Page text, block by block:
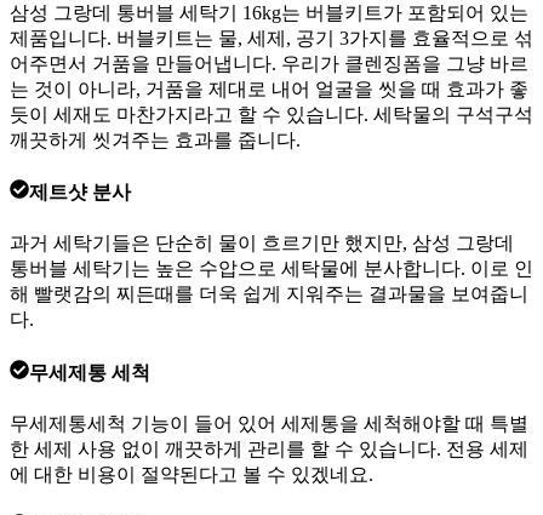
삼성 그랑데 통버블 세탁기 16kg는 버블키트가 포함되어 있는
제품입니다. 버블키트는 물, 세제, 공기 3가지를 효율적으로 섞
어주면서 거품을 만들어냅니다. 우리가 클렌징폼을 그냥 바르
는 것이 아니라, 거품을 제대로 내어 얼굴을 씻을 때 효과가 좋
듯이 세재도 마찬가지라고 할 수 있습니다. 세탁물의 구석구석
깨끗하게 씻겨주는 효과를 줍니다.
제트샷 분사
과거 세탁기들은 단순히 물이 흐르기만 했지만, 삼성 그랑데
통버블 세탁기는 높은 수압으로 세탁물에 분사합니다. 이로 인
해 빨랫감의 찌든때를 더욱 쉽게 지워주는 결과물을 보여줍니
다.
무세제통 세척
무세제통세척 기능이 들어 있어 세제통을 세척해야할 때 특별
한 세제 사용 없이 깨끗하게 관리를 할 수 있습니다. 전용 세제
에 대한 비용이 절약된다고 볼 수 있겠네요.